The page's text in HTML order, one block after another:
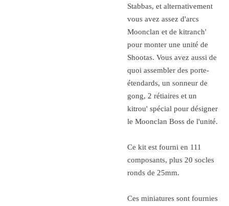
Stabbas, et alternativement
vous avez assez d'arcs
Moonclan et de kitranch'
pour monter une unité de
Shootas. Vous avez aussi de
quoi assembler des porte-
étendards, un sonneur de
gong, 2 rétiaires et un
kitrou' spécial pour désigner
le Moonclan Boss de l'unité.
Ce kit est fourni en 111
composants, plus 20 socles
ronds de 25mm.
Ces miniatures sont fournies